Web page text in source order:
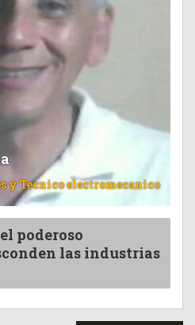
y Tecnico electromecanico
poderoso
las industrias